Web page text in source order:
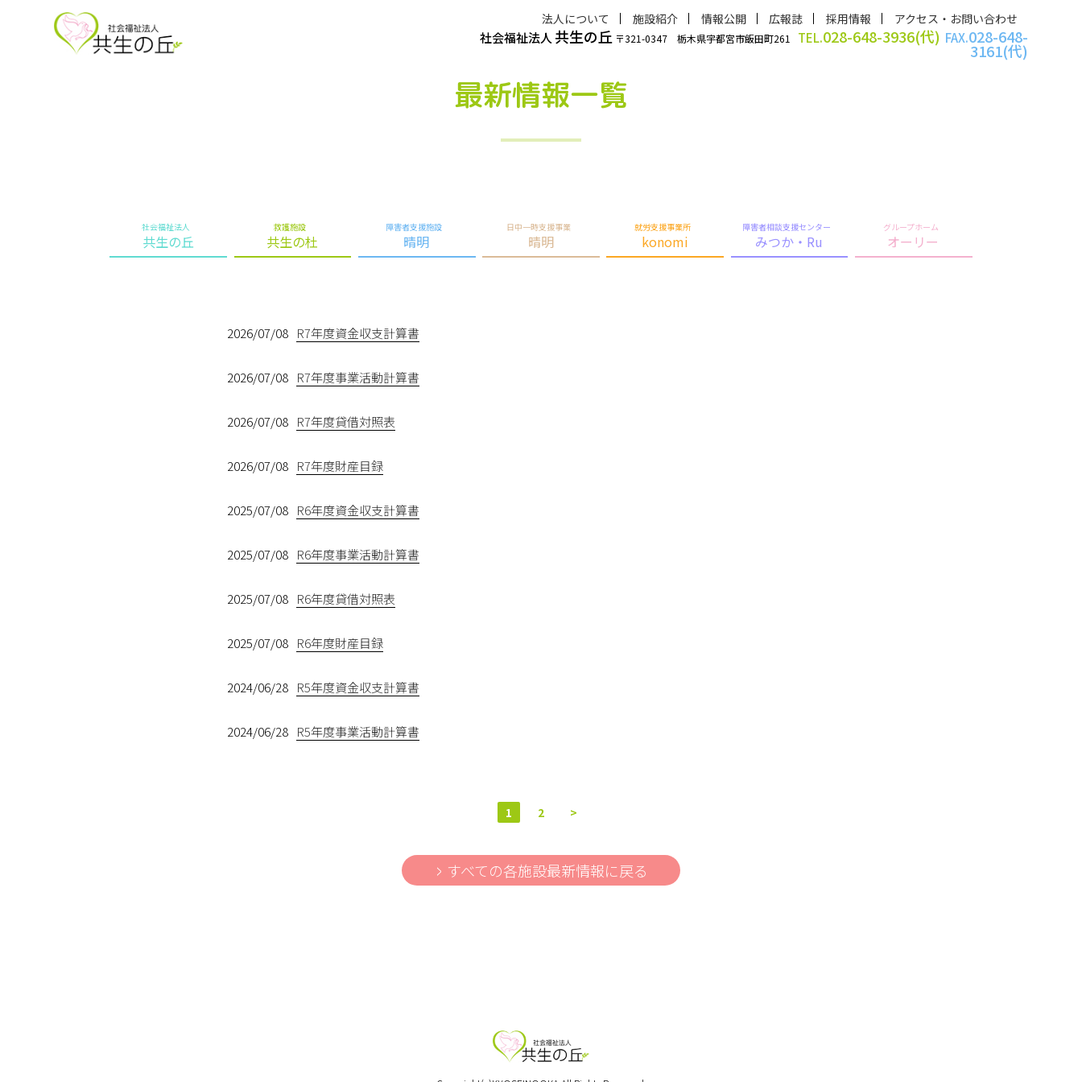
法人について 施設紹介 情報公開 広報誌 採用情報 アクセス・お問い合わせ
社会福祉法人 共生の丘 〒321-0347 栃木県宇都宮市飯田町261 TEL.028-648-3936(代) FAX.028-648-
3161(代)
最新情報一覧
社会福祉法人
共生の丘
救護施設
共生の杜
障害者支援施設
晴明
日中一時支援事業
晴明
就労支援事業所
konomi
障害者相談支援センター
みつか・Ru
グループホーム
オーリー
2026/07/08 R7年度資金収支計算書
2026/07/08 R7年度事業活動計算書
2026/07/08 R7年度貸借対照表
2026/07/08 R7年度財産目録
2025/07/08 R6年度資金収支計算書
2025/07/08 R6年度事業活動計算書
2025/07/08 R6年度貸借対照表
2025/07/08 R6年度財産目録
2024/06/28 R5年度資金収支計算書
2024/06/28 R5年度事業活動計算書
1 2 >
すべての各施設最新情報に戻る